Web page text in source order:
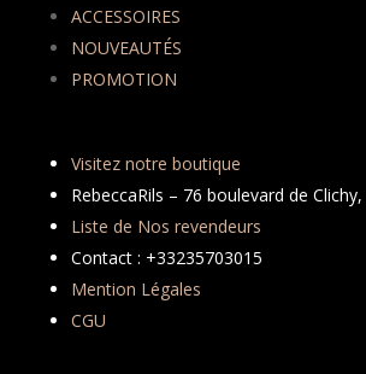
ACCESSOIRES
NOUVEAUTÉS
PROMOTION
Visitez notre boutique
RebeccaRils – 76 boulevard de
Liste de Nos revendeurs
Contact : +33235703015
Mention Légales
CGU